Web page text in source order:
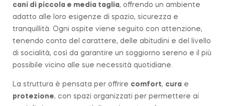
cani di piccola e media taglia, offrendo un ambiente
adatto alle loro esigenze di spazio, sicurezza e
tranquillità. Ogni ospite viene seguito con attenzione,
tenendo conto del carattere, delle abitudini e del livello
di socialità, così da garantire un soggiorno sereno e il più
possibile vicino alle sue necessità quotidiane.
La struttura è pensata per offrire comfort, cura e
protezione, con spazi organizzati per permettere ai